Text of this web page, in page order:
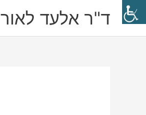
לתוכן
ד"ר אלעד לאור